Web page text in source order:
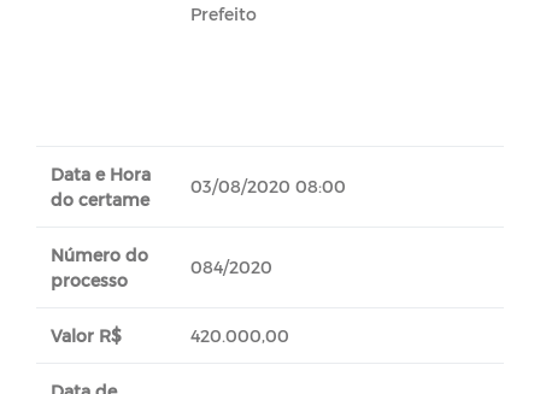
Prefeito
Data e Hora
do certame
03/08/2020 08:00
Número do
processo
084/2020
Valor R$ 420.000,00